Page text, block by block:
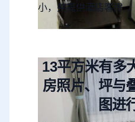
小，并提供酒店客房…
13平方米有多
房照片、坪与
图进